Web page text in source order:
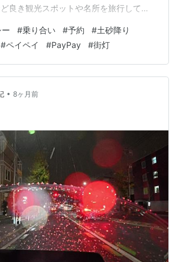
良き観光スポットや名所を旅行してき
にはいつもの旅のスタイル、電車＋徒
分ほどなら圏内である私です💪 志和
ランス温泉館なども気になりつつも…
大きく外れて徒歩120分ほど！ ↓さす
思っていたところにこれ。 しわまる号
ー #乗り合い #予約 #土砂降り
#ペイペイ #PayPay #街灯
• 8ヶ月前